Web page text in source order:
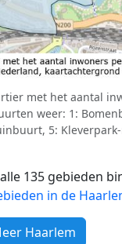
met het aantal
weer: 1:
5:
135 gebieden
in de
Haarlem